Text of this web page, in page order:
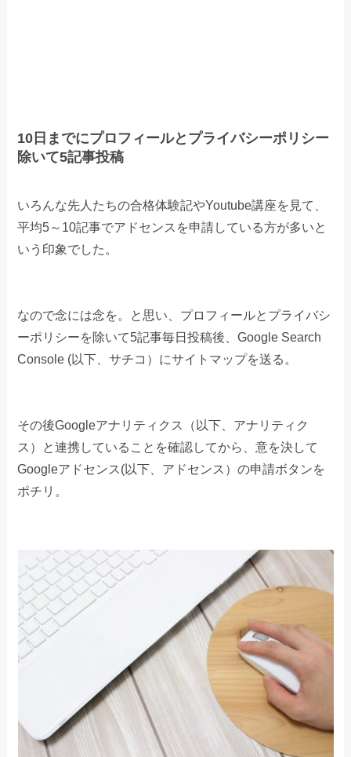
10日までにプロフィールとプライバシーポリシー
除いて5記事投稿
いろんな先人たちの合格体験記やYoutube講座を見て、
平均5～10記事でアドセンスを申請している方が多いと
いう印象でした。
なので念には念を。と思い、プロフィールとプライバシ
ーポリシーを除いて5記事毎日投稿後、Google Search
Console (以下、サチコ）にサイトマップを送る。
その後Googleアナリティクス（以下、アナリティク
ス）と連携していることを確認してから、意を決して
Googleアドセンス(以下、アドセンス）の申請ボタンを
ポチリ。